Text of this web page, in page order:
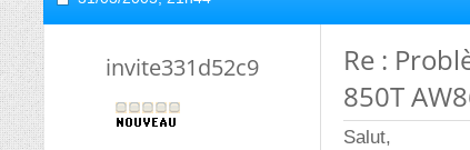
invite331d52c9
Re :
850T
Salut,